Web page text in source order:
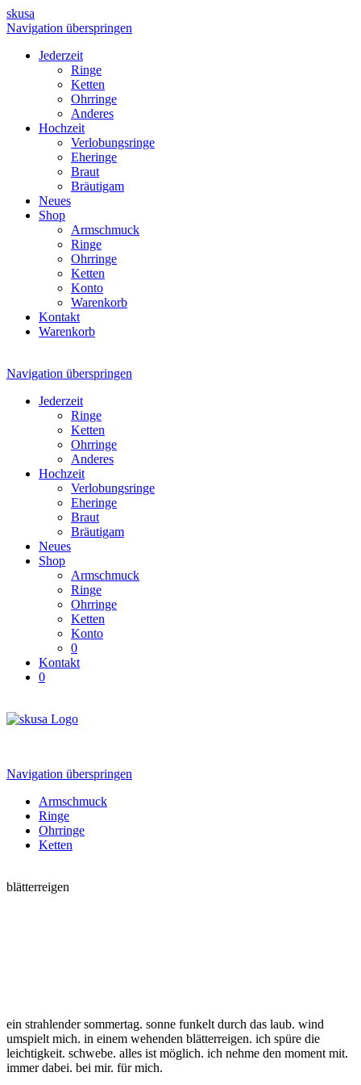
skusa
Navigation überspringen
Jederzeit
Ringe
Ketten
Ohrringe
Anderes
Hochzeit
Verlobungsringe
Eheringe
Braut
Bräutigam
Neues
Shop
Armschmuck
Ringe
Ohrringe
Ketten
Konto
Warenkorb
Kontakt
Warenkorb
Navigation überspringen
Jederzeit
Ringe
Ketten
Ohrringe
Anderes
Hochzeit
Verlobungsringe
Eheringe
Braut
Bräutigam
Neues
Shop
Armschmuck
Ringe
Ohrringe
Ketten
Konto
0
Kontakt
0
Navigation überspringen
Armschmuck
Ringe
Ohrringe
Ketten
blätterreigen
ein strahlender sommertag. sonne funkelt durch das laub. wind
umspielt mich. in einem wehenden blätterreigen. ich spüre die
leichtigkeit. schwebe. alles ist möglich. ich nehme den moment mit.
immer dabei. bei mir. für mich.